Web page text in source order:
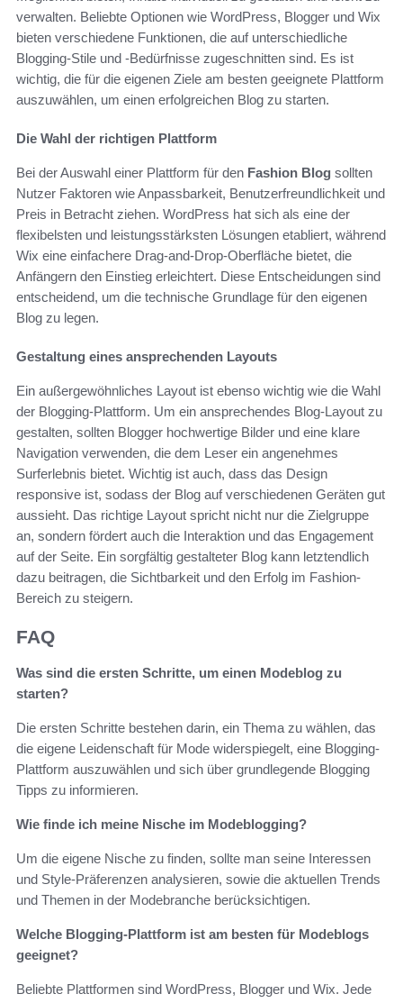
verwalten. Beliebte Optionen wie WordPress, Blogger und Wix
bieten verschiedene Funktionen, die auf unterschiedliche
Blogging-Stile und -Bedürfnisse zugeschnitten sind. Es ist
wichtig, die für die eigenen Ziele am besten geeignete Plattform
auszuwählen, um einen erfolgreichen Blog zu starten.
Die Wahl der richtigen Plattform
Bei der Auswahl einer Plattform für den Fashion Blog sollten
Nutzer Faktoren wie Anpassbarkeit, Benutzerfreundlichkeit und
Preis in Betracht ziehen. WordPress hat sich als eine der
flexibelsten und leistungsstärksten Lösungen etabliert, während
Wix eine einfachere Drag-and-Drop-Oberfläche bietet, die
Anfängern den Einstieg erleichtert. Diese Entscheidungen sind
entscheidend, um die technische Grundlage für den eigenen
Blog zu legen.
Gestaltung eines ansprechenden Layouts
Ein außergewöhnliches Layout ist ebenso wichtig wie die Wahl
der Blogging-Plattform. Um ein ansprechendes Blog-Layout zu
gestalten, sollten Blogger hochwertige Bilder und eine klare
Navigation verwenden, die dem Leser ein angenehmes
Surferlebnis bietet. Wichtig ist auch, dass das Design
responsive ist, sodass der Blog auf verschiedenen Geräten gut
aussieht. Das richtige Layout spricht nicht nur die Zielgruppe
an, sondern fördert auch die Interaktion und das Engagement
auf der Seite. Ein sorgfältig gestalteter Blog kann letztendlich
dazu beitragen, die Sichtbarkeit und den Erfolg im Fashion-
Bereich zu steigern.
FAQ
Was sind die ersten Schritte, um einen Modeblog zu
starten?
Die ersten Schritte bestehen darin, ein Thema zu wählen, das
die eigene Leidenschaft für Mode widerspiegelt, eine Blogging-
Plattform auszuwählen und sich über grundlegende Blogging
Tipps zu informieren.
Wie finde ich meine Nische im Modeblogging?
Um die eigene Nische zu finden, sollte man seine Interessen
und Style-Präferenzen analysieren, sowie die aktuellen Trends
und Themen in der Modebranche berücksichtigen.
Welche Blogging-Plattform ist am besten für Modeblogs
geeignet?
Beliebte Plattformen sind WordPress, Blogger und Wix. Jede